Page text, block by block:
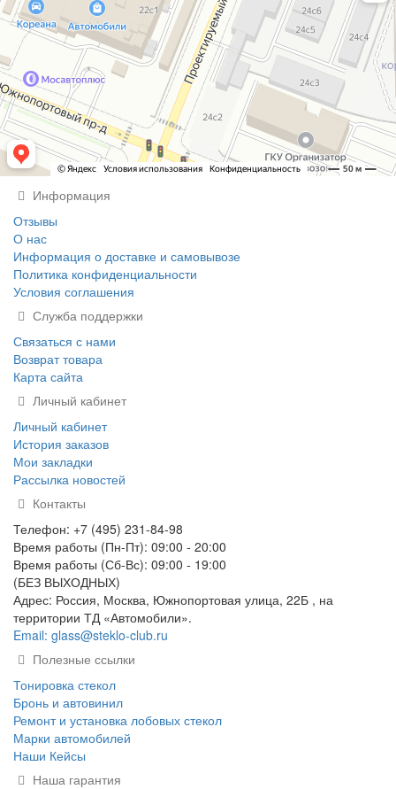
Информация
Отзывы
О нас
Информация о доставке и самовывозе
Политика конфиденциальности
Условия соглашения
Служба поддержки
Связаться с нами
Возврат товара
Карта сайта
Личный кабинет
Личный кабинет
История заказов
Мои закладки
Рассылка новостей
Контакты
Телефон: +7 (495) 231-84-98
Время работы (Пн-Пт): 09:00 - 20:00
Время работы (Сб-Вс): 09:00 - 19:00
(БЕЗ ВЫХОДНЫХ)
Адрес: Россия, Москва, Южнопортовая улица, 22Б , на
территории ТД «Автомобили».
Email: glass@steklo-club.ru
Полезные ссылки
Тонировка стекол
Бронь и автовинил
Ремонт и установка лобовых стекол
Марки автомобилей
Наши Кейсы
Наша гарантия